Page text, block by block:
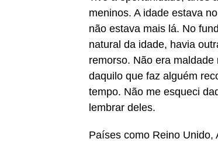
meninos. A idade estava
não estava mais lá. No
natural da idade, havia
remorso. Não era
daquilo que faz alguém
tempo. Não me esqueci
lembrar deles.
Países como Reino Unido,